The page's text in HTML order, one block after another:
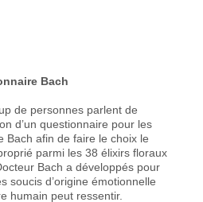
Bach
de personnes parlent de
d’un questionnaire pour les
Bach afin de faire le choix le
parmi les 38 élixirs floraux
Bach a développés pour
soucis d’origine émotionnelle
humain peut ressentir.